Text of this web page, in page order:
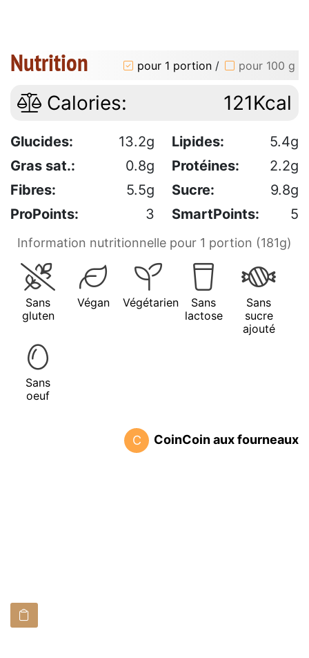
Nutrition pour 1 portion / pour 100 g
Calories: 121Kcal
Glucides: 13.2g Lipides:
5.4g
Gras sat.:
0.8g Protéines:
2.2g
Fibres:
5.5g Sucre:
9.8g
ProPoints:
3 SmartPoints: 5
Information nutritionnelle pour 1 portion (181g)
Sans
gluten
Végan Végétarien
Sans
lactose
Sans
sucre
ajouté
Sans
oeuf
C CoinCoin aux fourneaux